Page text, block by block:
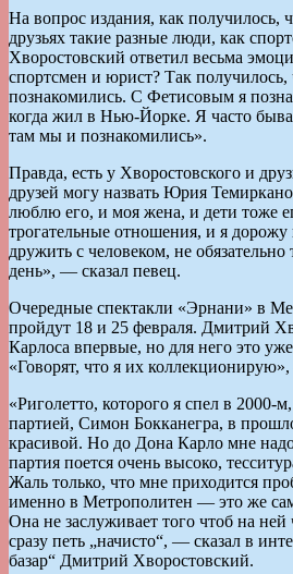
На вопрос издания, как получилось,
друзьях такие разные люди, как
Хворостовский ответил весьма
спортсмен и юрист? Так получилось,
познакомились. С Фетисовым я
когда жил в Нью-Йорке. Я часто
там мы и познакомились».
Правда, есть у Хворостовского и
друзей могу назвать Юрия
люблю его, и моя жена, и дети тоже
трогательные отношения, и я
дружить с человеком, не обязательно
день», — сказал певец.
Очередные спектакли «Эрнани» в
пройдут 18 и 25 февраля. Дмитрий
Карлоса впервые, но для него это
«Говорят, что я их
«Риголетто, которого я спел в 2000-
партией, Симон Бокканегра, в
красивой. Но до Дона Карло мне
партия поется очень высоко,
Жаль только, что мне приходится
именно в Метрополитен — это же
Она не заслуживает того чтоб на
сразу петь „начисто“, — сказал в
базар“ Дмитрий Хворостовский.